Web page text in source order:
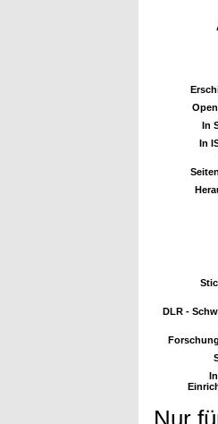
In
In
DLR -